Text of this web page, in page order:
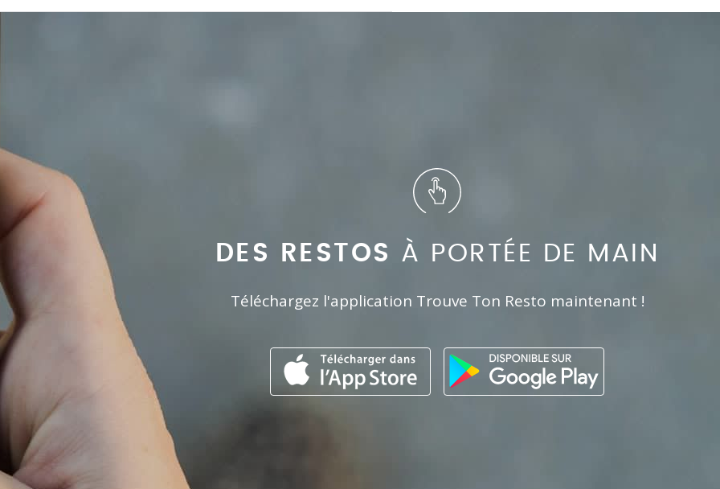
DES RESTOS À PORTÉE DE MAIN
Téléchargez l'application Trouve Ton Resto maintenant !